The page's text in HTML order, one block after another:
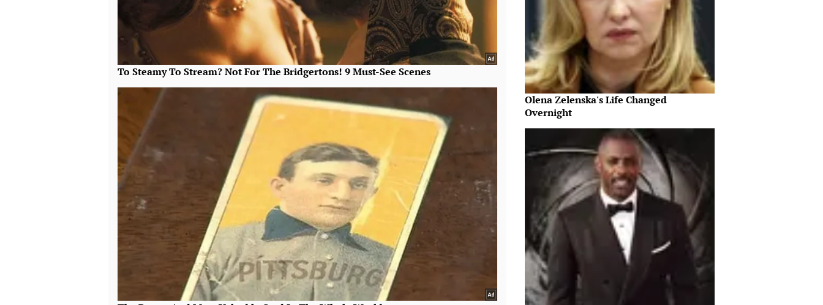
Olena Zelenska's Life Changed
Overnight